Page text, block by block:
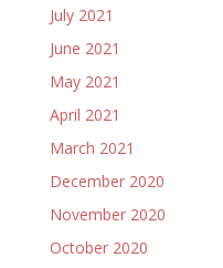
July 2021
June 2021
May 2021
April 2021
March 2021
December 2020
November 2020
October 2020